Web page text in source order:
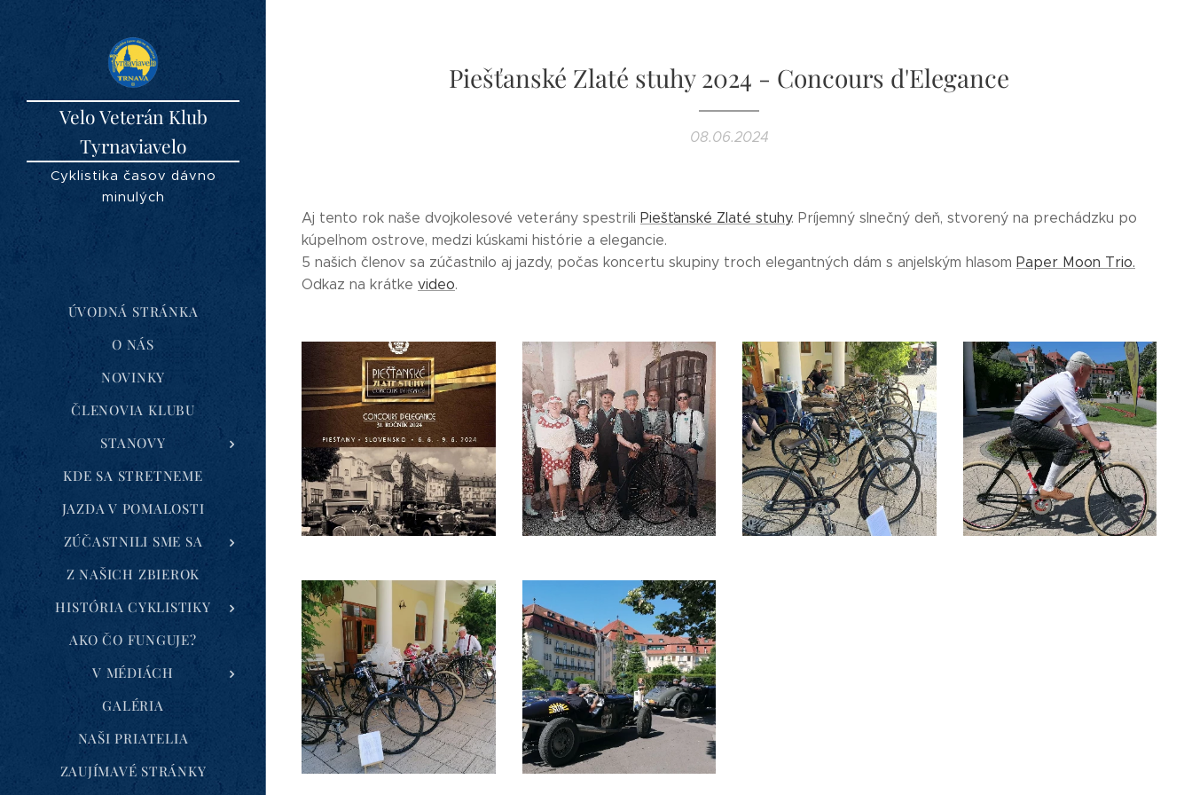
Velo Veterán Klub
Tyrnaviavelo
Cyklistika časov dávno
minulých
ÚVODNÁ STRÁNKA
O NÁS
NOVINKY
ČLENOVIA KLUBU
STANOVY
KDE SA STRETNEME
JAZDA V POMALOSTI
ZÚČASTNILI SME SA
Z NAŠICH ZBIEROK
HISTÓRIA CYKLISTIKY
AKO ČO FUNGUJE?
V MÉDIÁCH
GALÉRIA
NAŠI PRIATELIA
ZAUJÍMAVÉ STRÁNKY
Piešťanské Zlaté stuhy 2024 - Concours d'Elegance
08.06.2024
Aj tento rok naše dvojkolesové veterány spestrili Piešťanské Zlaté stuhy. Príjemný slnečný deň, stvorený na prechádzku po
kúpeľnom ostrove, medzi kúskami histórie a elegancie.
5 našich členov sa zúčastnilo aj jazdy, počas koncertu skupiny troch elegantných dám s anjelským hlasom Paper Moon Trio.
Odkaz na krátke video.